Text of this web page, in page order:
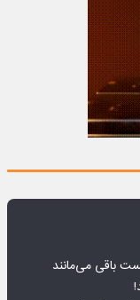
باقی می‌مانند